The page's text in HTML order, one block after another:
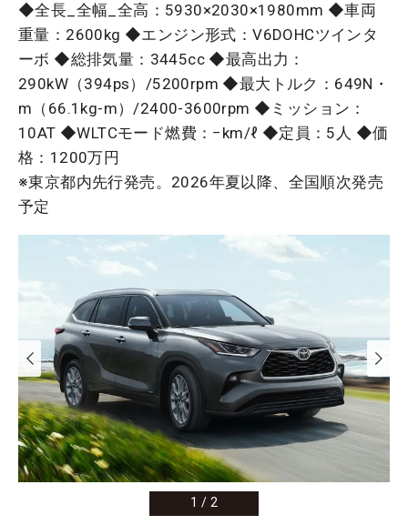
◆全長_全幅_全高：5930×2030×1980mm ◆車両
重量：2600kg ◆エンジン形式：V6DOHCツインタ
ーボ ◆総排気量：3445cc ◆最高出力：
290kW（394ps）/5200rpm ◆最大トルク：649N・
m（66.1kg-m）/2400-3600rpm ◆ミッション：
10AT ◆WLTCモード燃費：−km/ℓ ◆定員：5人 ◆価
格：1200万円
※東京都内先行発売。2026年夏以降、全国順次発売
予定
1 / 2